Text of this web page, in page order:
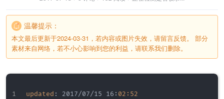
温馨提示：
本文最后更新于2024-03-31，若内容或图片失效，请留言反馈。 部分
素材来自网络，若不小心影响到您的利益，请联系我们删除。
updated : 2017/07/15 16 : 02:52